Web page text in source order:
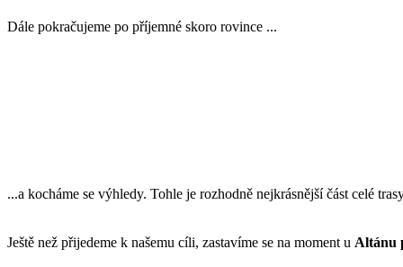
Dále pokračujeme po příjemné skoro rovince ...
...a kocháme se výhledy. Tohle je rozhodně nejkrásnější část celé
Ještě než přijedeme k našemu cíli, zastavíme se na moment u Altánu